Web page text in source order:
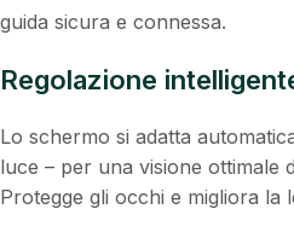
guida sicura e connessa.
Regolazione
Lo schermo si adatta
luce – per una visione ottimale
Protegge gli occhi e migliora la